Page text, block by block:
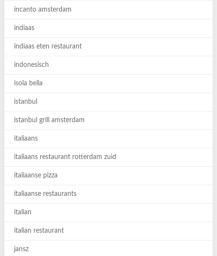
incanto amsterdam
indiaas
indiaas eten restaurant
indonesisch
isola bella
istanbul
istanbul grill amsterdam
italiaans
italiaans restaurant rotterdam zuid
italiaanse pizza
italiaanse restaurants
italian
italian restaurant
jansz